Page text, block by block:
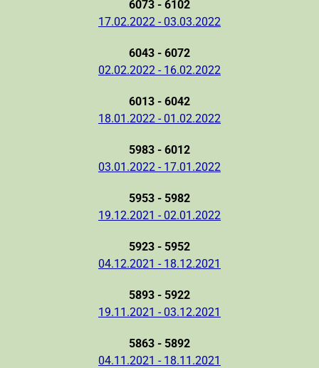
6073 - 6102
17.02.2022 - 03.03.2022
6043 - 6072
02.02.2022 - 16.02.2022
6013 - 6042
18.01.2022 - 01.02.2022
5983 - 6012
03.01.2022 - 17.01.2022
5953 - 5982
19.12.2021 - 02.01.2022
5923 - 5952
04.12.2021 - 18.12.2021
5893 - 5922
19.11.2021 - 03.12.2021
5863 - 5892
04.11.2021 - 18.11.2021